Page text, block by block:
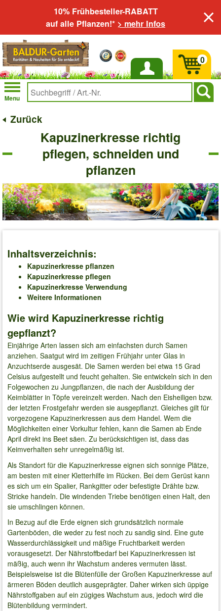
10% Frühbesteller-RABATT
auf alle Pflanzen!* > mehr Infos
Anmelden
Menu
0
Zurück
Kapuzinerkresse richtig
pflegen, schneiden und
pflanzen
Inhaltsverzeichnis:
Kapuzinerkresse pflanzen
Kapuzinerkresse pflegen
Kapuzinerkresse Verwendung
Weitere Informationen
Wie wird Kapuzinerkresse richtig
gepflanzt?
Einjährige Arten lassen sich am einfachsten durch Samen
anziehen. Saatgut wird im zeitigen Frühjahr unter Glas in
Anzuchtserde ausgesät. Die Samen werden bei etwa 15 Grad
Celsius aufgestellt und feucht gehalten. Sie entwickeln sich in den
Folgewochen zu Jungpflanzen, die nach der Ausbildung der
Keimblätter in Töpfe vereinzelt werden. Nach den Eisheiligen bzw.
der letzten Frostgefahr werden sie ausgepflanzt. Gleiches gilt für
vorgezogene Kapuzinerkressen aus dem Handel. Wem die
Möglichkeiten einer Vorkultur fehlen, kann die Samen ab Ende
April direkt ins Beet säen. Zu berücksichtigen ist, dass das
Keimverhalten sehr unregelmäßig ist.
Als Standort für die Kapuzinerkresse eignen sich sonnige Plätze,
am besten mit einer Kletterhilfe im Rücken. Bei dem Gerüst kann
es sich um ein Spalier, Rankgitter oder befestigte Drähte bzw.
Stricke handeln. Die windenden Triebe benötigen einen Halt, den
sie umschlingen können.
In Bezug auf die Erde eignen sich grundsätzlich normale
Gartenböden, die weder zu fest noch zu sandig sind. Eine gute
Wasserdurchlässigkeit und mäßige Fruchtbarkeit werden
vorausgesetzt. Der Nährstoffbedarf bei Kapuzinerkressen ist
mäßig, auch wenn ihr Wachstum anderes vermuten lässt.
Beispielsweise ist die Blütenfülle der Großen Kapuzinerkresse auf
ärmeren Böden deutlich ausgeprägter. Daher wirken sich üppige
Nährstoffgaben auf ein zügiges Wachstum aus, jedoch wird die
Blütenbildung vermindert.